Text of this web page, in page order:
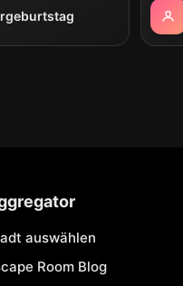
auswählen
Room Blog